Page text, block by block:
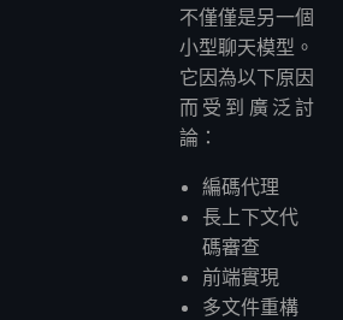
編碼任務的推薦工作流程
1. 首先請求分析
4. 運行測試
常見問題及解決方案
不僅僅是另一個
小型聊天模型。
它因為以下原因
而受到廣泛討
論：
編碼代理
長上下文代
碼審查
前端實現
多文件重構